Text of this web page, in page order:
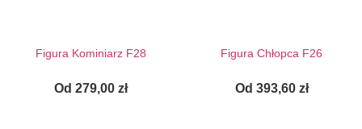
Figura Kominiarz F28
Od 279,00 zł
Figura Chłopca F26
Od 393,60 zł